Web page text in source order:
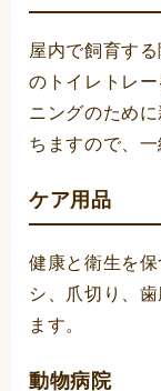
屋内で飼育す
のトイレトレ
ニングのため
ちますので、
ケア用品
健康と衛生を
シ、爪切り、
ます。
動物病院